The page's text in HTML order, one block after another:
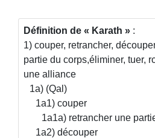
Définition de Karath
:
1) couper, retrancher,
partie du corps,éliminer, tuer,
une alliance
1a) (Qal)
1a1) couper
1a1a) retrancher une
1a2) découper